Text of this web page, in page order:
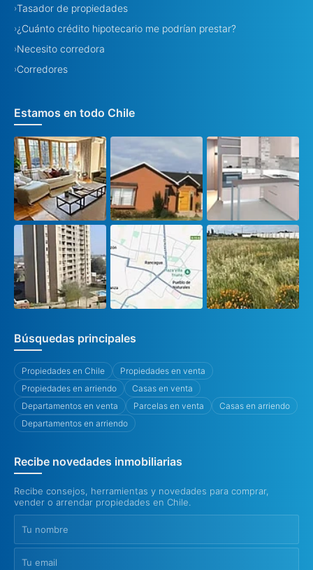
›Tasador de propiedades
›¿Cuánto crédito hipotecario me podrían prestar?
›Necesito corredora
›Corredores
Estamos en todo Chile
Búsquedas principales
Propiedades en Chile
Propiedades en venta
Propiedades en arriendo
Casas en venta
Departamentos en venta
Parcelas en venta
Casas en arriendo
Departamentos en arriendo
Recibe novedades inmobiliarias
Recibe consejos, herramientas y novedades para comprar,
vender o arrendar propiedades en Chile.